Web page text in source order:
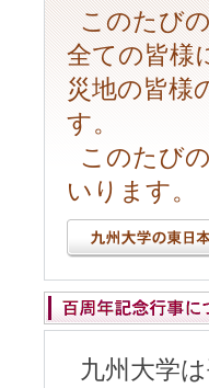
このたびの
全ての皆様
災地の皆様
す。
このたび
いります。
九州大学